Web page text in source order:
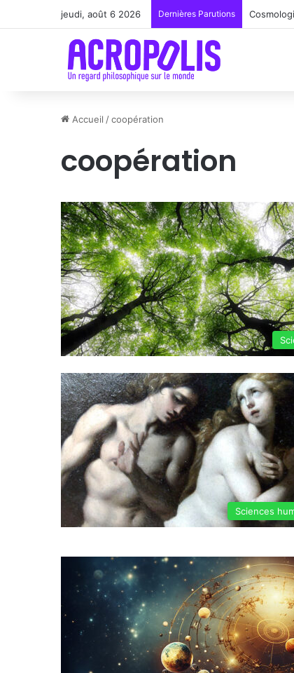
jeudi, août 6 2026 Dernières Parutions
Accueil /coopération
coopération
Sciences